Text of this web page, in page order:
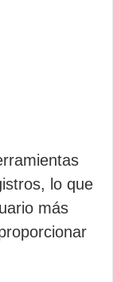
lo que
más